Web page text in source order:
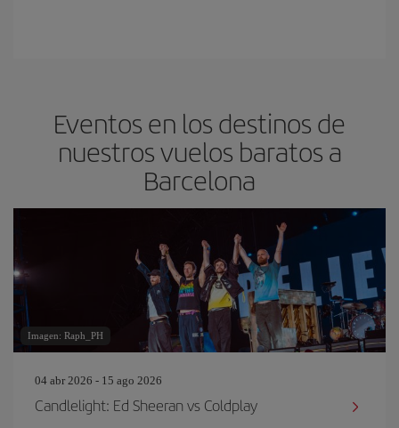
Eventos en los destinos de
nuestros vuelos baratos a
Barcelona
Imagen: Raph_PH
04 abr 2026 - 15 ago 2026
Candlelight: Ed Sheeran vs Coldplay